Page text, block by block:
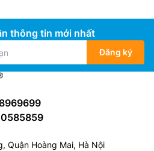
thông tin mới nhất
Đăng ký
Quận Hoàng Mai, Hà Nội